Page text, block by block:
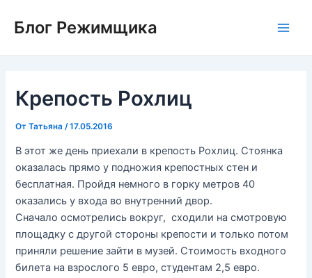
Блог Режимщика
Крепость Рохлиц
ОтТатьяна /17.05.2016
В этот же день приехали в крепость Рохлиц. Стоянка
оказалась прямо у подножия крепостных стен и
бесплатная. Пройдя немного в горку метров 40
оказались у входа во внутренний двор.
Сначало осмотрелись вокруг, сходили на смотровую
площадку с другой стороны крепости и только потом
приняли решение зайти в музей. Стоимость входного
билета на взрослого 5 евро, студентам 2,5 евро.